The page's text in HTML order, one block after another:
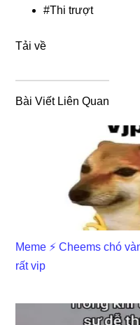
#Thi trượt
Tải về
Bài Viết Liên Quan
Meme ⚡ Cheems chó
rất vip